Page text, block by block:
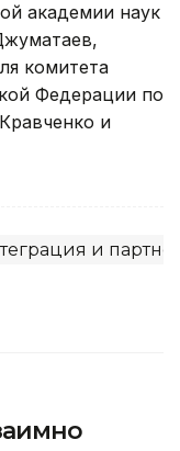
академии наук
комитета
Федерации по
и
и